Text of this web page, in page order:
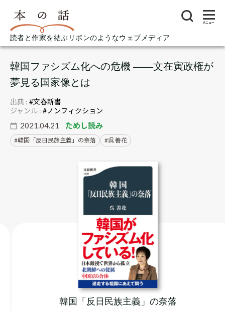
読者と作家を結ぶリボンのようなウェブメディア
メニュー
韓国ファシズム化への危機 ――文在寅政権が
夢見る国家像とは
2021.04.21 ためし読み
韓国「反日民族主義」の奈落 呉 善花
出典 : #文春新書
ジャンル : #ノンフィクション
韓国「反日民族主義」の奈落